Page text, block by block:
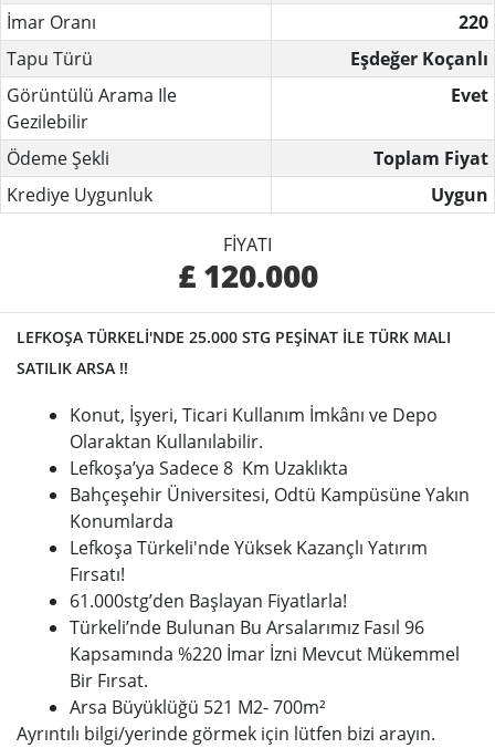
İmar Oranı
220
Tapu Türü
Eşdeğer Koçanlı
Görüntülü Arama Ile
Gezilebilir
Evet
Ödeme Şekli
Toplam Fiyat
Krediye Uygunluk
Uygun
FIYATI
£ 120.000
LEFKOŞA TÜRKELİ'NDE 25.000 STG PEŞİNAT İLE TÜRK MALI
SATILIK ARSA !!
Konut, İşyeri, Ticari Kullanım İmkânı ve Depo
Olaraktan Kullanılabilir.
Lefkoşa’ya Sadece 8 Km Uzaklıkta
Bahçeşehir Üniversitesi, Odtü Kampüsüne Yakın
Konumlarda
Lefkoşa Türkeli'nde Yüksek Kazançlı Yatırım
Fırsatı!
61.000stg’den Başlayan Fiyatlarla!
Türkeli’nde Bulunan Bu Arsalarımız Fasıl 96
Kapsamında %220 İmar İzni Mevcut Mükemmel
Bir Fırsat.
Arsa Büyüklüğü 521 M2- 700m²
Ayrıntılı bilgi/yerinde görmek için lütfen bizi arayın.